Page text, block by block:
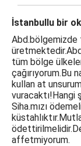
İstanbullu bir
Abd.bölgemizde
tüm bölge
çağırıyorum.Bu
kullan at
vuracaktı!Hangi
Siha.mızı
affetmiyorum.